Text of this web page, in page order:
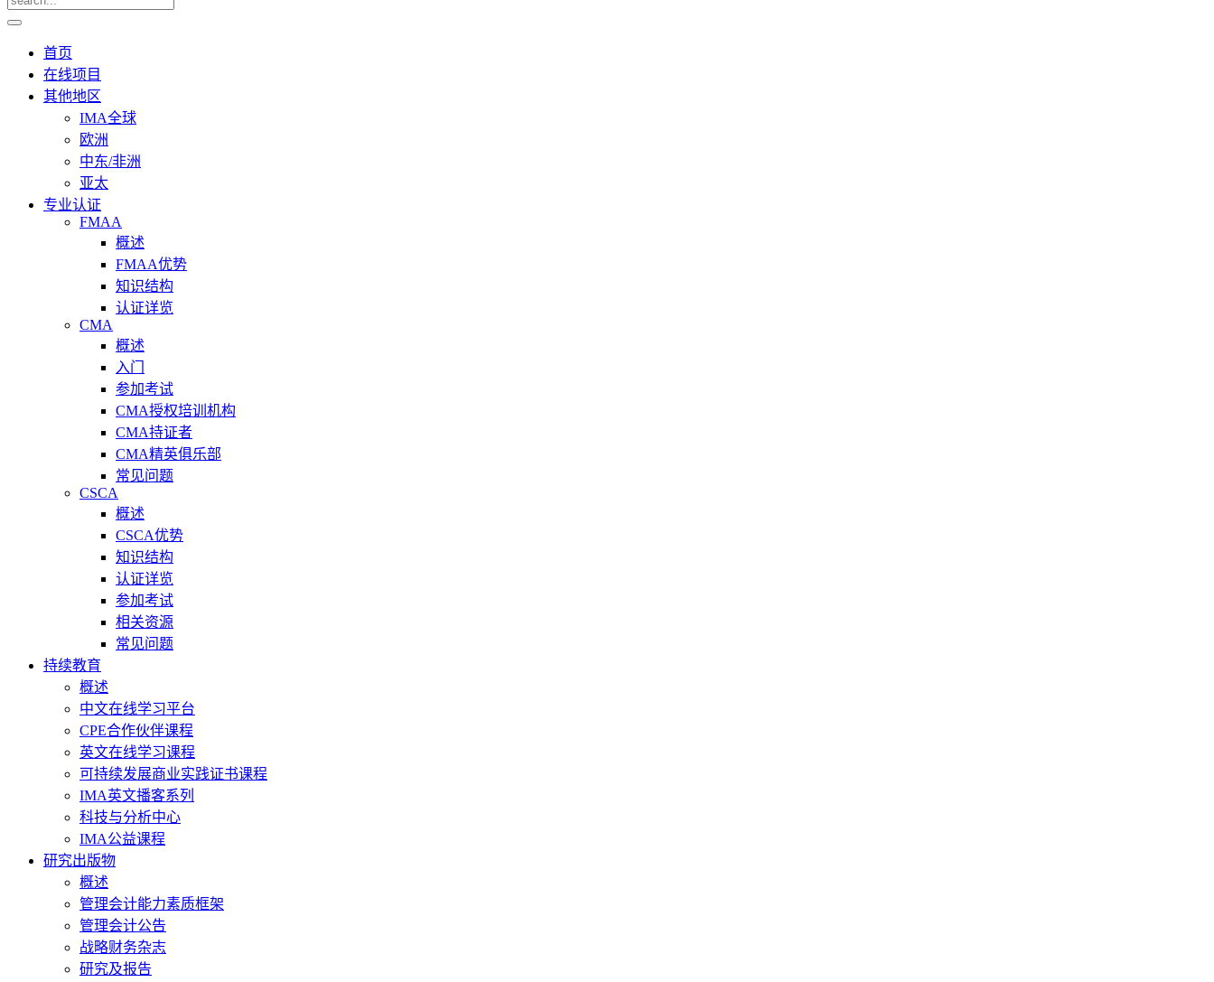
首页
在线项目
其他地区
IMA全球
欧洲
中东/非洲
亚太
专业认证
FMAA
概述
FMAA优势
知识结构
认证详览
CMA
概述
入门
参加考试
CMA授权培训机构
CMA持证者
CMA精英俱乐部
常见问题
CSCA
概述
CSCA优势
知识结构
认证详览
参加考试
相关资源
常见问题
持续教育
概述
中文在线学习平台
CPE合作伙伴课程
英文在线学习课程
可持续发展商业实践证书课程
IMA英文播客系列
科技与分析中心
IMA公益课程
研究出版物
概述
管理会计能力素质框架
管理会计公告
战略财务杂志
研究及报告